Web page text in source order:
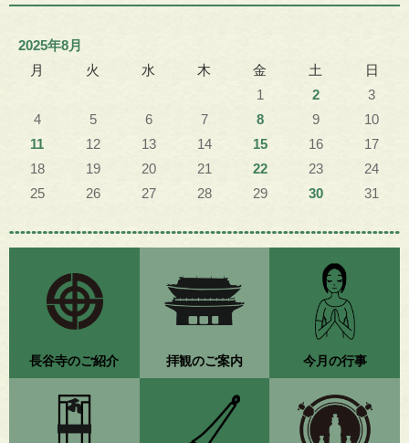
2025年8月
月
火 水 木 金 土
日
1
2
3
4
5 6 7 8 9
10
11
12 13 14 15 16
17
18
19 20 21 22 23
24
25
26 27 28 29 30 31
長谷寺のご紹介 拝観のご案内 今月の行事